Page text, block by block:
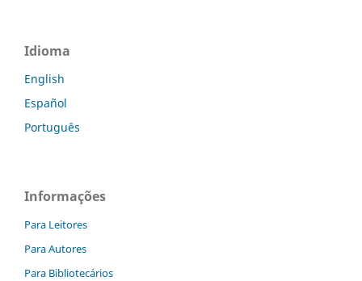
Idioma
English
Español
Português
Informações
Para Leitores
Para Autores
Para Bibliotecários